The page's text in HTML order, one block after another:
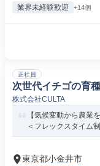
業界未経験歓迎 +14個
正社員
次世代イチゴの育
株式会社CULTA
【気候変動から農業
＜フレックスタイム
東京都小金井市